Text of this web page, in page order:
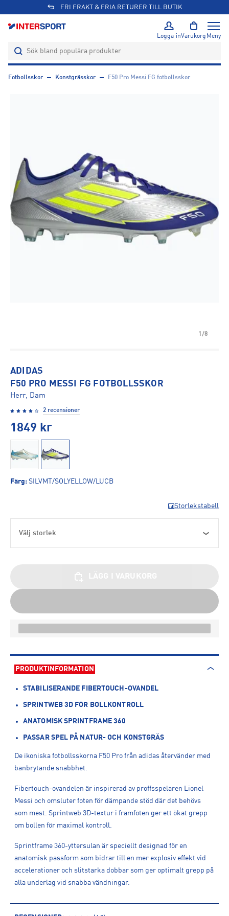
FRI FRAKT & FRIA RETURER TILL BUTIK
Logga inVarukorg Meny
Fotbollsskor Konstgrässkor F50 Pro Messi FG fotbollsskor
1/8
ADIDAS
F50 PRO MESSI FG FOTBOLLSSKOR
Herr, Dam
2 recensioner
1849 kr
Färg: SILVMT/SOLYELLOW/LUCB
Storlekstabell
Välj storlek
PRODUKTINFORMATION
STABILISERANDE FIBERTOUCH-OVANDEL
SPRINTWEB 3D FÖR BOLLKONTROLL
ANATOMISK SPRINTFRAME 360
PASSAR SPEL PÅ NATUR- OCH KONSTGRÄS
De ikoniska fotbollsskorna F50 Pro från adidas återvänder med
banbrytande snabbhet.
Fibertouch-ovandelen är inspirerad av proffsspelaren Lionel
Messi och omsluter foten för dämpande stöd där det behövs
som mest. Sprintweb 3D-textur i framfoten ger ett ökat grepp
om bollen för maximal kontroll.
Sprintframe 360-yttersulan är speciellt designad för en
anatomisk passform som bidrar till en mer explosiv effekt vid
accelerationer och slitstarka dobbar som ger optimalt grepp på
alla underlag vid snabba vändningar.